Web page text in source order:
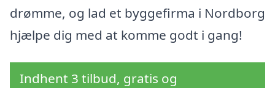
drømme, og lad et byggefirma i Nordborg
hjælpe dig med at komme godt i gang!
Indhent 3 tilbud, gratis og